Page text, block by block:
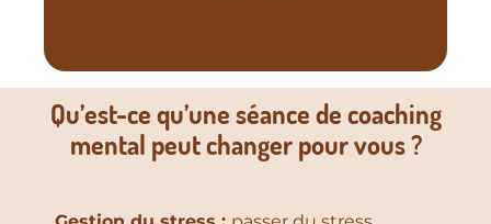
Qu’est-ce qu’une séance de coaching
mental peut changer pour vous ?